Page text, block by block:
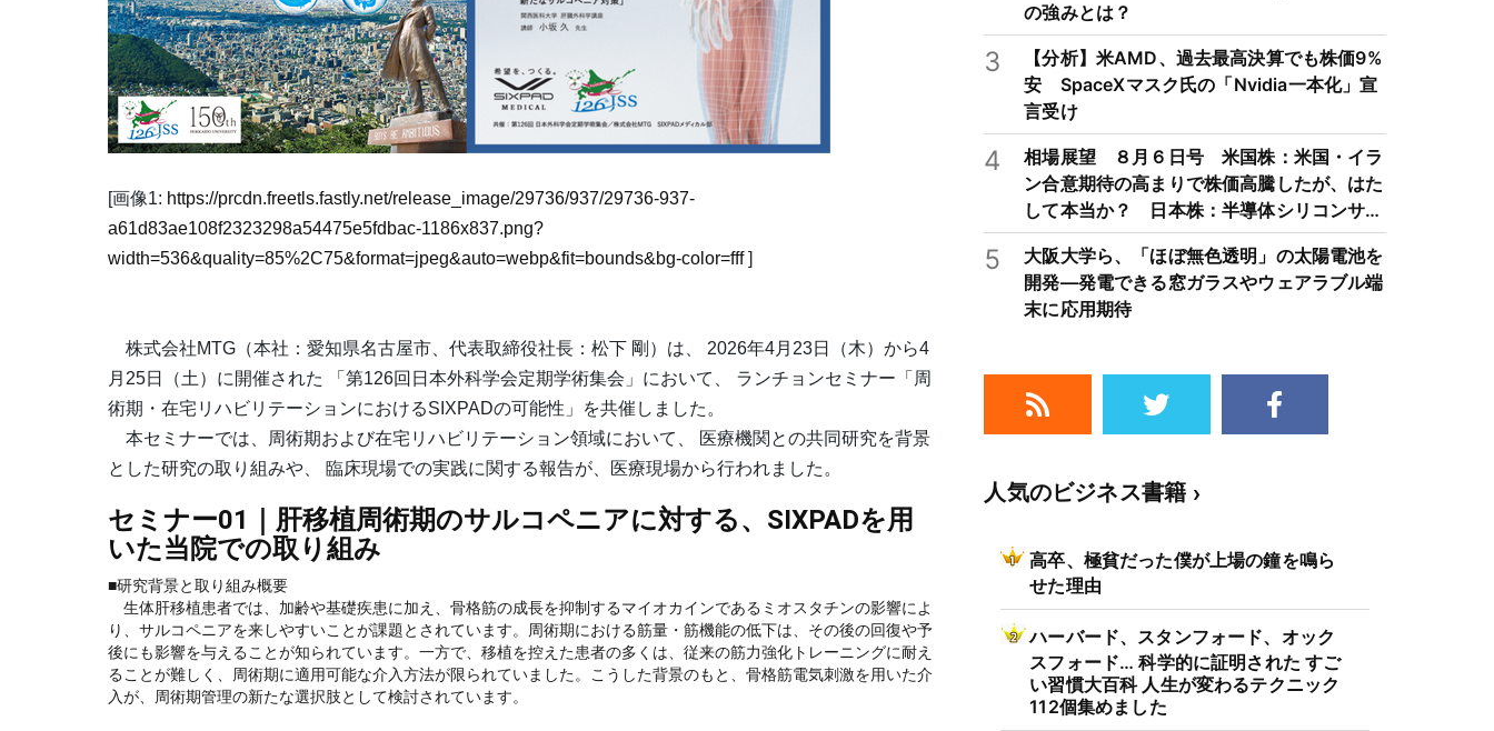
[画像1: https://prcdn.freetls.fastly.net/release_image/29736/937/29736-937-
a61d83ae108f2323298a54475e5fdbac-1186x837.png?
width=536&quality=85%2C75&format=jpeg&auto=webp&fit=bounds&bg-color=fff]
株式会社MTG（本社：愛知県名古屋市、代表取締役社長：松下 剛）は、 2026年4月23日（木）から4
月25日（土）に開催された 「第126回日本外科学会定期学術集会」において、 ランチョンセミナー「周
術期・在宅リハビリテーションにおけるSIXPADの可能性」を共催しました。
本セミナーでは、周術期および在宅リハビリテーション領域において、 医療機関との共同研究を背景
とした研究の取り組みや、 臨床現場での実践に関する報告が、医療現場から行われました。
セミナー01｜肝移植周術期のサルコペニアに対する、SIXPADを用
いた当院での取り組み
■研究背景と取り組み概要
生体肝移植患者では、加齢や基礎疾患に加え、骨格筋の成長を抑制するマイオカインであるミオスタチンの影響によ
り、サルコペニアを来しやすいことが課題とされています。周術期における筋量・筋機能の低下は、その後の回復や予
後にも影響を与えることが知られています。一方で、移植を控えた患者の多くは、従来の筋力強化トレーニングに耐え
ることが難しく、周術期に適用可能な介入方法が限られていました。こうした背景のもと、骨格筋電気刺激を用いた介
入が、周術期管理の新たな選択肢として検討されています。
の強みとは？
3
【分析】米AMD、過去最高決算でも株価9%
安 SpaceXマスク氏の「Nvidia一本化」宣
言受け
4
相場展望 ８月６日号 米国株：米国・イラ
ン合意期待の高まりで株価高騰したが、はた
して本当か？ 日本株：半導体シリコンサイ
クルは3～4年周期で好・不況を繰り返すた
め注意
5
大阪大学ら、「ほぼ無色透明」の太陽電池を
開発―発電できる窓ガラスやウェアラブル端
末に応用期待
人気のビジネス書籍
高卒、極貧だった僕が上場の鐘を鳴ら
せた理由
ハーバード、スタンフォード、オック
スフォード… 科学的に証明された すご
い習慣大百科 人生が変わるテクニック
112個集めました